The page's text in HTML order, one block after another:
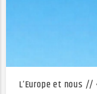
L’Europe et nous